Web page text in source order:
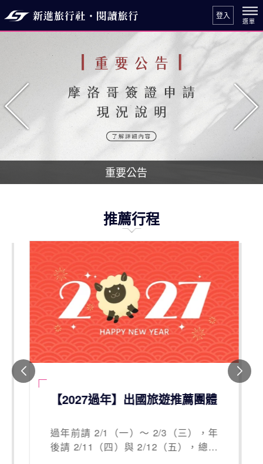
登入
重要公告
往前 往後
推薦行程
【2027過年】出國旅遊推薦團體
過年前請 2/1（一）～ 2/3（三），年
後請 2/11（四）與 2/12（五），總共